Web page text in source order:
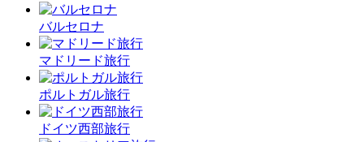
バルセロナ
マドリード旅行
ポルトガル旅行
ドイツ西部旅行